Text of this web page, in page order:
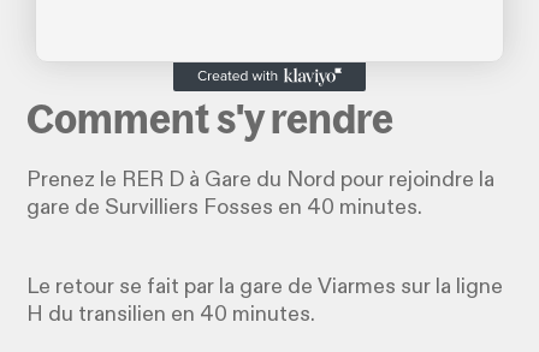
Comment s'y rendre
Prenez le RER D à Gare du Nord pour rejoindre la
gare de Survilliers Fosses en 40 minutes.
Le retour se fait par la gare de Viarmes sur la ligne
H du transilien en 40 minutes.